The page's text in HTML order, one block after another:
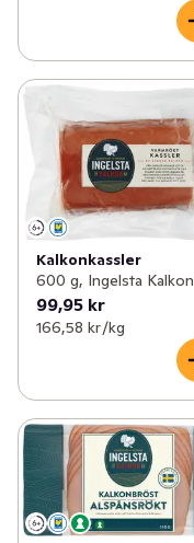
Kalkonkassler
600 g, Ingelsta Kalkon
99,95 kr
166,58 kr /kg